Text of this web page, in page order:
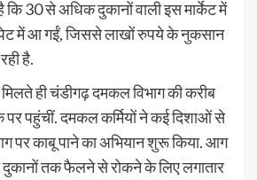
कि 30 से अधिक दुकानों वाली इस मार्केट में
में आ गईं, जिससे लाखों रुपये के नुकसान
है.
ही चंडीगढ़ दमकल विभाग की करीब
पर पहुंचीं. दमकल कर्मियों ने कई दिशाओं से
पर काबू पाने का अभियान शुरू किया. आग
तक फैलने से रोकने के लिए लगातार